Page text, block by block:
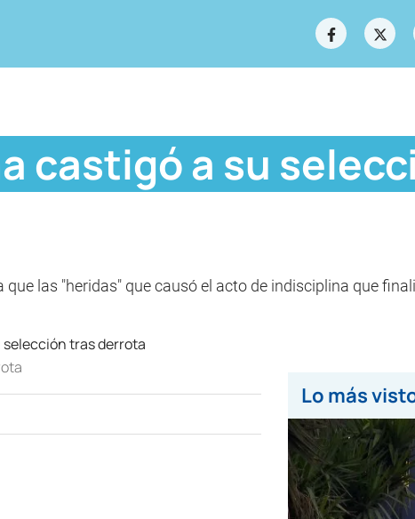
castigó a su
las "heridas" que causó el acto de indisciplina que
Lo más